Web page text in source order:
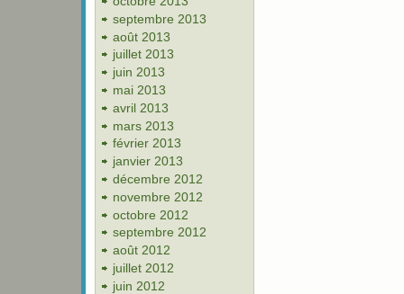
septembre 2013
août 2013
juillet 2013
juin 2013
mai 2013
avril 2013
mars 2013
février 2013
janvier 2013
décembre 2012
novembre 2012
octobre 2012
septembre 2012
août 2012
juillet 2012
juin 2012